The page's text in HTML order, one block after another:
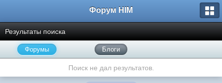
Форум HIM
Результаты поиска
Форумы Блоги
Поиск не дал результатов.